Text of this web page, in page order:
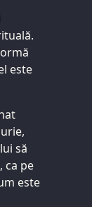
este
să
ca pe
este